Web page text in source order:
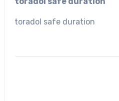
toradol safe duration